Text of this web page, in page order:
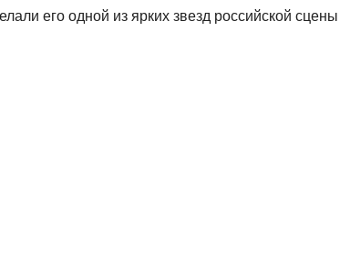
его одной из ярких звезд российской сцены